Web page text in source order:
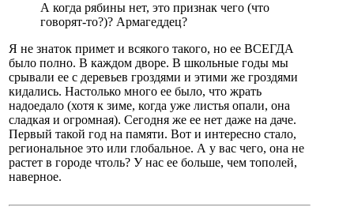
А когда рябины нет, это признак чего (что
говорят-то?)? Армагеддец?
Я не знаток примет и всякого такого, но ее ВСЕГДА
было полно. В каждом дворе. В школьные годы мы
срывали ее с деревьев гроздями и этими же гроздями
кидались. Настолько много ее было, что жрать
надоедало (хотя к зиме, когда уже листья опали, она
сладкая и огромная). Сегодня же ее нет даже на даче.
Первый такой год на памяти. Вот и интересно стало,
региональное это или глобальное. А у вас чего, она не
растет в городе чтоль? У нас ее больше, чем тополей,
наверное.